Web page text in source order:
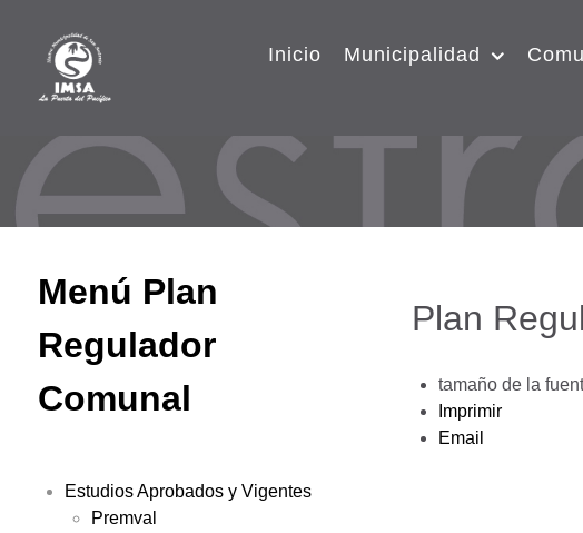
Inicio Municipalidad
Menú Plan
Regulador
Comunal
Estudios Aprobados y Vigentes
Premval
Plan
tamaño de la
Imprimir
Email